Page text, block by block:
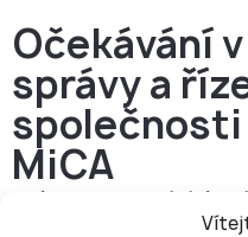
Očekávání
správy a
společnosti
MiCA
Zatímco AML a podávání
pozornosti, rozhodujícím